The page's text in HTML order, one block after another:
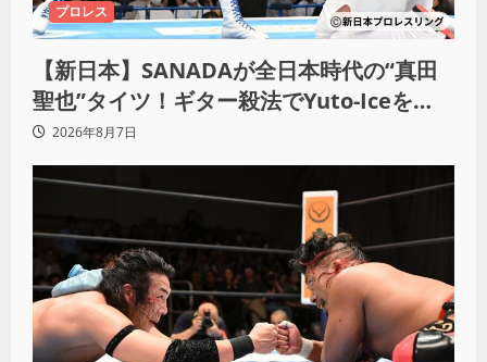
プロレス
【新日本】SANADAが全日本時代の“真田
聖也”タイツ！ギター殺法でYuto-Iceを
KO「俺と闘う時は考えろ。感じるな」
2026年8月7日